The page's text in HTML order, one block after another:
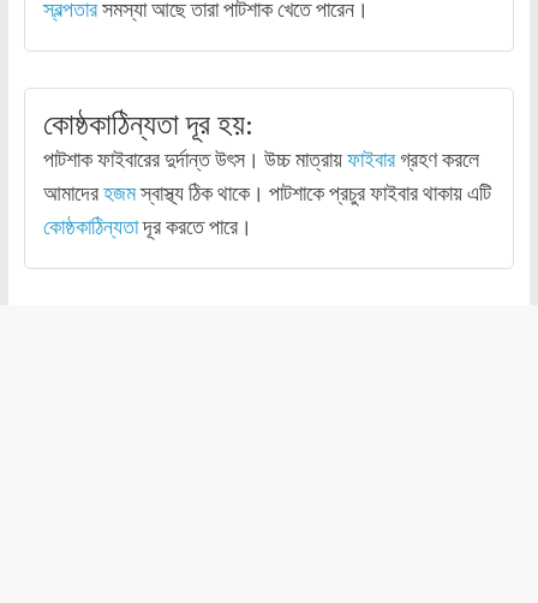
স্বল্পতারসমস্যা আছে তারা পাটশাক খেতে পারেন।
কোষ্ঠকাঠিন্যতা দূর হয়:
পাটশাক ফাইবারের দুর্দান্ত উৎস। উচ্চ মাত্রায়ফাইবারগ্রহণ করলে
আমাদেরহজমস্বাস্থ্য ঠিক থাকে। পাটশাকে প্রচুর ফাইবার থাকায় এটি
কোষ্ঠকাঠিন্যতাদূর করতে পারে।